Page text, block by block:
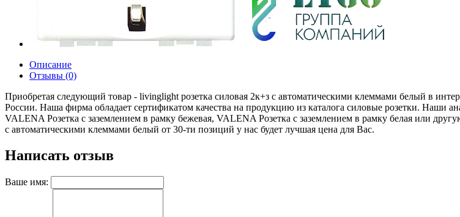
Описание
Отзывы (0)
Приобретая следующий товар - livinglight розетка силовая 2к+з с автоматическими клеммами белый в
России. Наша фирма обладает сертификатом качества на продукцию из каталога силовые розетки. Наши
VALENA Розетка с заземлением в рамку бежевая, VALENA Розетка с заземлением в рамку белая или
с автоматическими клеммами белый от 30-ти позиций у нас будет лучшая цена для Вас.
Написать отзыв
Ваше имя: